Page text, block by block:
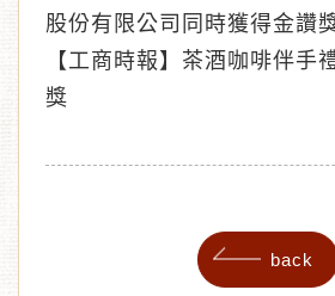
股份有限公司同時獲得金讚
【工商時報】茶酒咖啡伴手
獎
back